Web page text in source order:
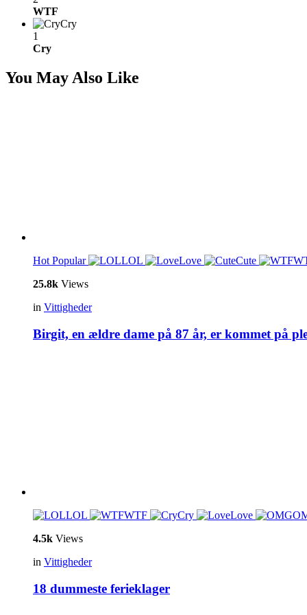
WTF
Cry
1
Cry
You May Also Like
HotPopular LOL Love Cute
25.8k Views
in Vittigheder
Birgit, en ældre dame på 87 år, er kommet på
LOL WTF Cry Love
4.5k Views
in Vittigheder
18 dummeste ferieklager